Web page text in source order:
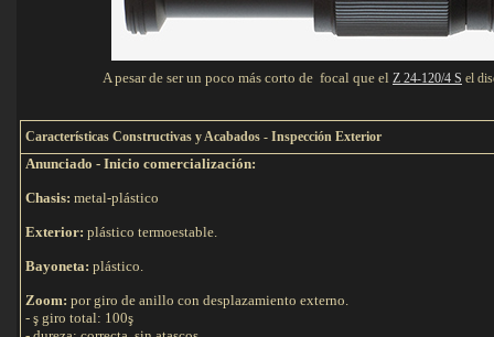
A pesar de ser un poco más corto de focal que el Z 24-120/4 S el
Características Constructivas y Acabados - Inspección Exterior
Anunciado - Inicio comercialización:
Chasis: metal-plástico
Exterior: plástico termoestable.
Bayoneta: plástico.
Zoom: por giro de anillo con desplazamiento externo.
- ş giro total: 100ş